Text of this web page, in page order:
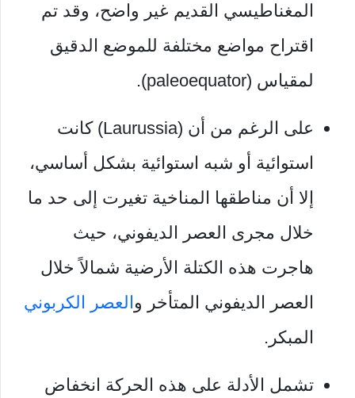
المغناطيسي القديم غير واضح، وقد تم
اقتراح مواضع مختلفة للموضع الدقيق
لمقياس (paleoequator).
على الرغم من أن (Laurussia) كانت
استوائية أو شبه استوائية بشكل أساسي،
إلا أن مناطقها المناخية تغيرت إلى حد ما
خلال مجرى العصر الديفوني، حيث
هاجرت هذه الكتلة الأرضية شمالاً خلال
العصر الديفوني المتأخر والعصر الكربوني
المبكر.
تشمل الأدلة على هذه الحركة انخفاض